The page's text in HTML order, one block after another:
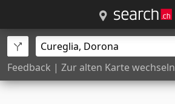
Feedback | Zur alten Karte wechseln